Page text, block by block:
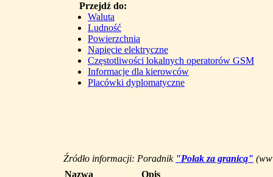
Przejdź do:
Waluta
Ludność
Powierzchnia
Napięcie elektryczne
Częstotliwości lokalnych operatorów GSM
Informacje dla kierowców
Placówki dyplomatyczne
Źródło informacji: Poradnik "Polak za granicą"
Nazwa
Opis